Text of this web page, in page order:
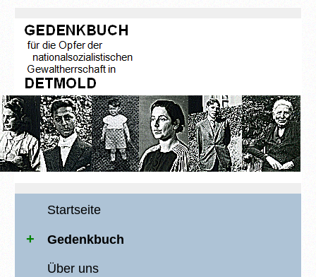
Startseite
Gedenkbuch
Über uns